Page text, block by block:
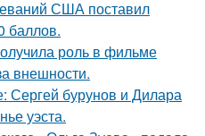
США поставил
баллов.
роль в фильме
внешности.
Сергей бурунов и Дилара
уэста.